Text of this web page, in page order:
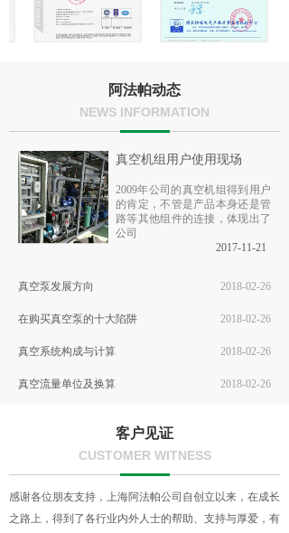
阿法帕动态
NEWS INFORMATION
真空机组用户使用现场
2009年公司的真空机组得到用户
的肯定，不管是产品本身还是管
路等其他组件的连接，体现出了
公司
2017-11-21
真空泵发展方向 2018-02-26
在购买真空泵的十大陷阱 2018-02-26
真空系统构成与计算 2018-02-26
真空流量单位及换算 2018-02-26
客户见证
CUSTOMER WITNESS
感谢各位朋友支持，上海阿法帕公司自创立以来，在成长
之路上，得到了各行业内外人士的帮助、支持与厚爱，有